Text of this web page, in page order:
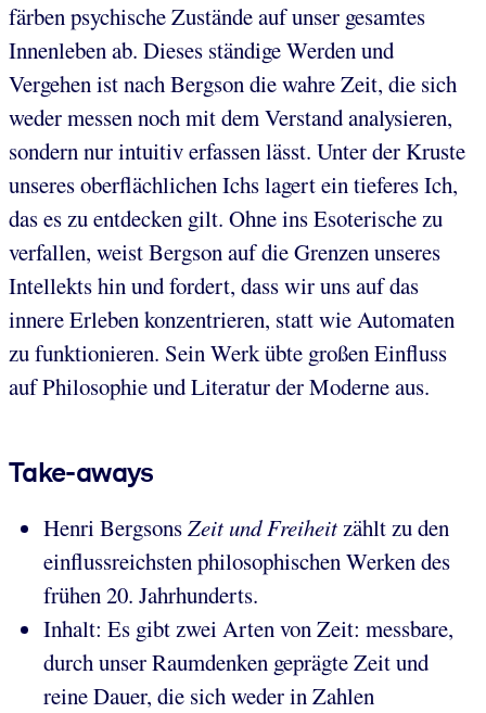
färben psychische Zustände auf unser gesamtes
Innenleben ab. Dieses ständige Werden und
Vergehen ist nach Bergson die wahre Zeit, die sich
weder messen noch mit dem Verstand analysieren,
sondern nur intuitiv erfassen lässt. Unter der Kruste
unseres oberflächlichen Ichs lagert ein tieferes Ich,
das es zu entdecken gilt. Ohne ins Esoterische zu
verfallen, weist Bergson auf die Grenzen unseres
Intellekts hin und fordert, dass wir uns auf das
innere Erleben konzentrieren, statt wie Automaten
zu funktionieren. Sein Werk übte großen Einfluss
auf Philosophie und Literatur der Moderne aus.
Take-aways
Henri BergsonsZeit und Freiheitzählt zu den
einflussreichsten philosophischen Werken des
frühen 20. Jahrhunderts.
Inhalt: Es gibt zwei Arten von Zeit: messbare,
durch unser Raumdenken geprägte Zeit und
reine Dauer, die sich weder in Zahlen